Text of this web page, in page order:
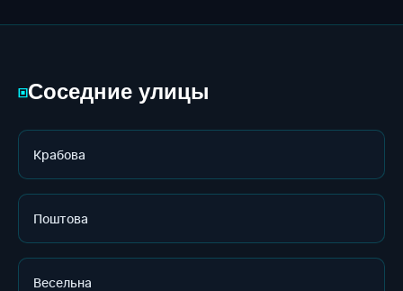
▣Соседние улицы
Крабова
Поштова
Весельна